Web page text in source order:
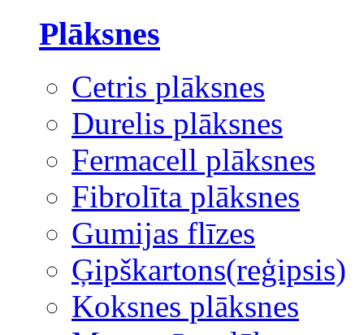
Plāksnes
Cetris plāksnes
Durelis plāksnes
Fermacell plāksnes
Fibrolīta plāksnes
Gumijas flīzes
Ģipškartons(reģipsis)
Koksnes plāksnes